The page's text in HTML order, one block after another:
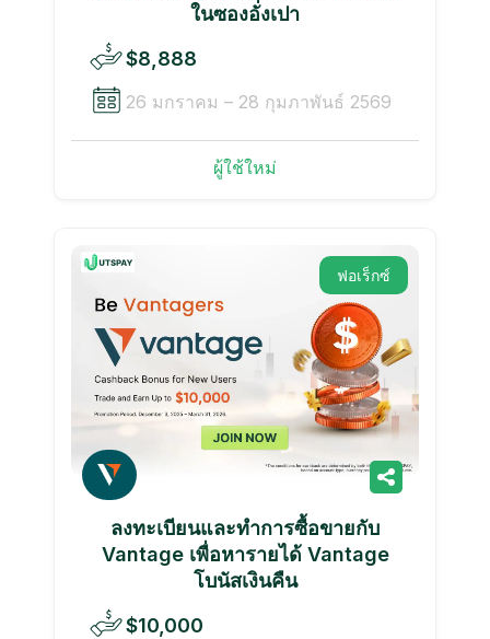
ในซองอั่งเปา
$8,888
26 มกราคม – 28 กุมภาพันธ์ 2569
ผู้ใช้ใหม่
ฟอเร็กซ์
ลงทะเบียนและทำการซื้อขายกับ
Vantage เพื่อหารายได้ Vantage
โบนัสเงินคืน
$10,000